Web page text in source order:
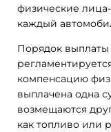
физические
каждый
Порядок
компенсацию
выплачена одна
возмещаются
как топливо или